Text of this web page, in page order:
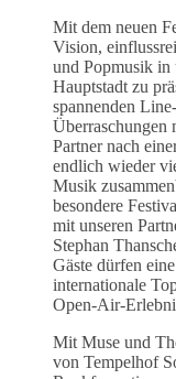
Mit dem neuen
Vision,
und Popmusik in
Hauptstadt zu
spannenden
Überraschungen
Partner nach
endlich wieder
Musik
besondere
mit unseren
Stephan
Gäste dürfen
internationale
Open-Air-
Mit Muse und
von Tempelhof